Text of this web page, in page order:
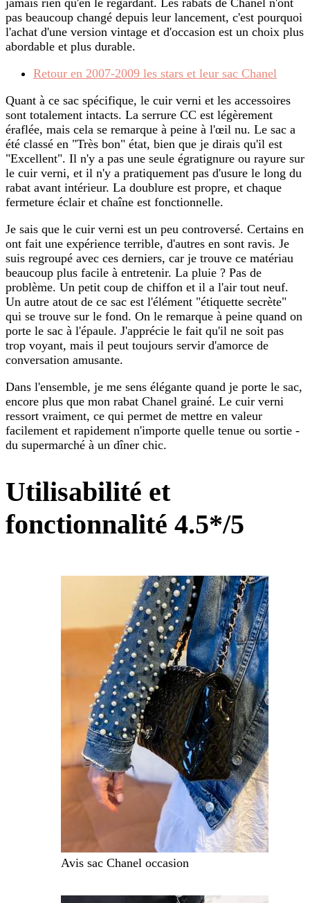
pas beaucoup changé depuis leur lancement, c'est pourquoi
l'achat d'une version vintage et d'occasion est un choix plus
abordable et plus durable.
Retour en 2007-2009 les stars et leur sac Chanel
Quant à ce sac spécifique, le cuir verni et les accessoires
sont totalement intacts. La serrure CC est légèrement
éraflée, mais cela se remarque à peine à l'œil nu. Le sac a
été classé en "Très bon" état, bien que je dirais qu'il est
"Excellent". Il n'y a pas une seule égratignure ou rayure sur
le cuir verni, et il n'y a pratiquement pas d'usure le long du
rabat avant intérieur. La doublure est propre, et chaque
fermeture éclair et chaîne est fonctionnelle.
Je sais que le cuir verni est un peu controversé. Certains en
ont fait une expérience terrible, d'autres en sont ravis. Je
suis regroupé avec ces derniers, car je trouve ce matériau
beaucoup plus facile à entretenir. La pluie ? Pas de
problème. Un petit coup de chiffon et il a l'air tout neuf.
Un autre atout de ce sac est l'élément "étiquette secrète"
qui se trouve sur le fond. On le remarque à peine quand on
porte le sac à l'épaule. J'apprécie le fait qu'il ne soit pas
trop voyant, mais il peut toujours servir d'amorce de
conversation amusante.
Dans l'ensemble, je me sens élégante quand je porte le sac,
encore plus que mon rabat Chanel grainé. Le cuir verni
ressort vraiment, ce qui permet de mettre en valeur
facilement et rapidement n'importe quelle tenue ou sortie -
du supermarché à un dîner chic.
Utilisabilité et
fonctionnalité 4.5*/5
Avis sac Chanel occasion